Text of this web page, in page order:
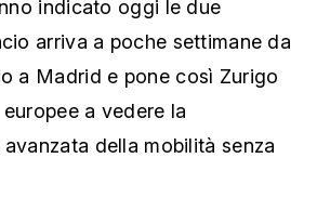
indicato oggi le due
arriva a poche settimane da
a Madrid e pone così Zurigo
a vedere la
della mobilità senza